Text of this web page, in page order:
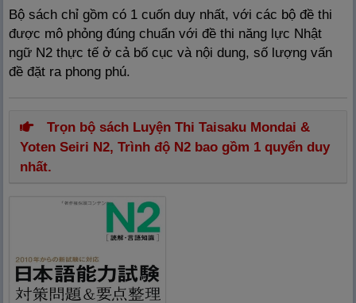
Bộ sách chỉ gồm có 1 cuốn duy nhất, với các bộ đề thi
được mô phỏng đúng chuẩn với đề thi năng lực Nhật
ngữ N2 thực tế ở cả bố cục và nội dung, số lượng vấn
đề đặt ra phong phú.
Trọn bộ sách Luyện Thi Taisaku Mondai &
Yoten Seiri N2, Trình độ N2 bao gồm 1 quyển duy
nhất.